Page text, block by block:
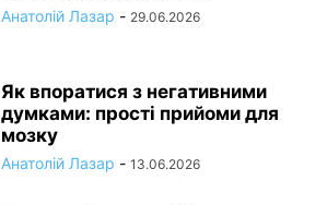
Анатолій Лазар - 29.06.2026
Як впоратися з негативними
думками: прості прийоми для
мозку
Анатолій Лазар - 13.06.2026